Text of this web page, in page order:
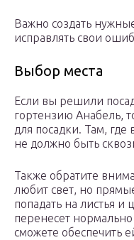
Важно создать
исправлять свои
Выбор места
Если вы решили
гортензию Анабель,
для посадки. Там, где
не должно быть
Также обратите
любит свет, но
попадать на листья и
перенесет
сможете обеспечить